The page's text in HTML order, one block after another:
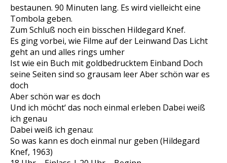
bestaunen. 90 Minuten lang. Es wird vielleicht eine
Tombola geben.
Zum Schluß noch ein bisschen Hildegard Knef.
Es ging vorbei, wie Filme auf der Leinwand Das Licht
geht an und alles rings umher
Ist wie ein Buch mit goldbedrucktem Einband Doch
seine Seiten sind so grausam leer Aber schön war es
doch
Aber schön war es doch
Und ich möcht‘ das noch einmal erleben Dabei weiß
ich genau
Dabei weiß ich genau:
So was kann es doch einmal nur geben (Hildegard
Knef, 1963)